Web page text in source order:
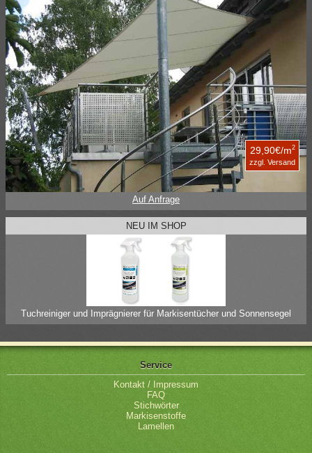
29,90€/m2
zzgl. Versand
Auf Anfrage
NEU IM SHOP
Tuchreiniger und Imprägnierer für Markisentücher und Sonnensegel
Service
Kontakt / Impressum
FAQ
Stichwörter
Markisenstoffe
Lamellen